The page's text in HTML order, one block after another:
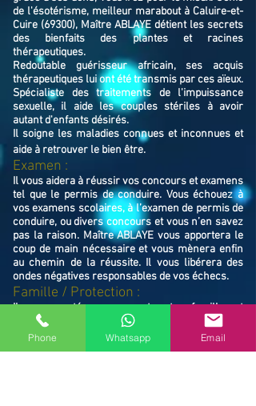
de l'ésotérisme, meilleur marabout à Caluire-et-
Cuire (69300), Maître ABLAYE détient les secrets
des bienfaits des plantes et racines
thérapeutiques.
Redoutable guérisseur africain, ses acquis
thérapeutiques lui ont été transmis par ces aïeux.
Spécialiste des traitements de l'impuissance
sexuelle, il aide les couples stériles à avoir
autant d'enfants désirés.
Il soigne les maladies connues et inconnues et
aide à retrouver le bien être.
Examen :
Il vous aidera à réussir vos concours et examens
tel que le permis de conduire. Vous échouez à
vos examens scolaires, à l’examen de permis de
conduire, ou divers concours et vous n’en savez
pas la raison. Maître ABLAYE vous apportera le
coup de main nécessaire et vous mènera enfin
au chemin de la réussite. Il vous libérera des
ondes négatives responsables de vos échecs.
Famille / Protection :
Il vous protégera vous et votre famille, et
resserrera vos liens en cas de rupture familiale.
Ne restez pas avec vos souffrances, consultez le
Maître ABLAYE marabout médium à Caluire-et-
Phone Whatsapp Email